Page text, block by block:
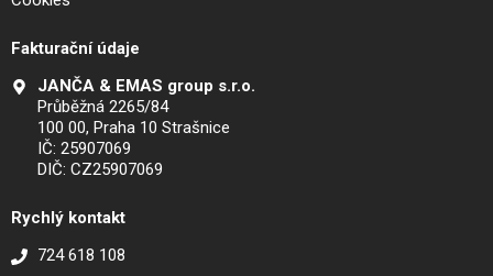
Fakturační údaje
JANČA & EMAS group s.r.o.
Průběžná 2265/84
100 00, Praha 10 Strašnice
IČ: 25907069
DIČ: CZ25907069
Rychlý kontakt
724 618 108